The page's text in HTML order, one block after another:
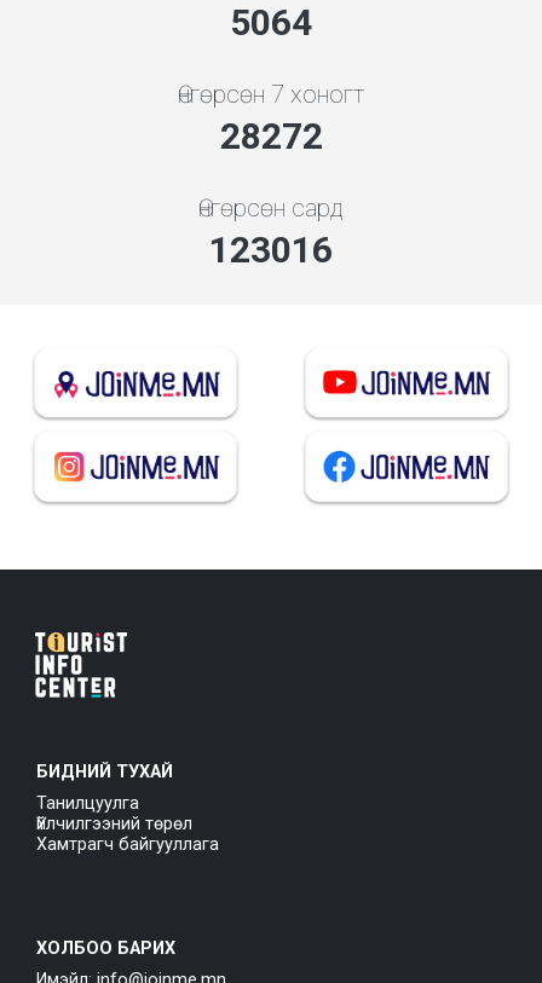
5453
Өнгөрсөн 7 хоногт
30446
Өнгөрсөн сард
132478
БИДНИЙ ТУХАЙ
Танилцуулга
Үйлчилгээний төрөл
Хамтрагч байгууллага
ХОЛБОО БАРИХ